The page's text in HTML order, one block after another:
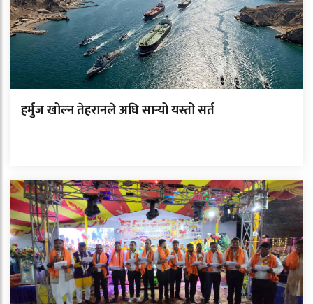
हर्मुज खोल्न तेहरानले अघि सार्‍यो यस्तो सर्त